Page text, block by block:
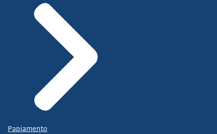
Papiamento